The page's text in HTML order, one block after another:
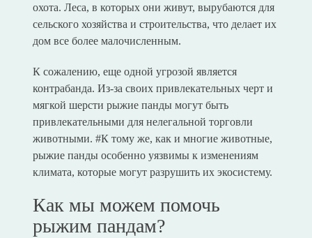
охота. Леса, в которых они живут, вырубаются для
сельского хозяйства и строительства, что делает их
дом все более малочисленным.
К сожалению, еще одной угрозой является
контрабанда. Из-за своих привлекательных черт и
мягкой шерсти рыжие панды могут быть
привлекательными для нелегальной торговли
животными. #К тому же, как и многие животные,
рыжие панды особенно уязвимы к изменениям
климата, которые могут разрушить их экосистему.
Как мы можем помочь
рыжим пандам?